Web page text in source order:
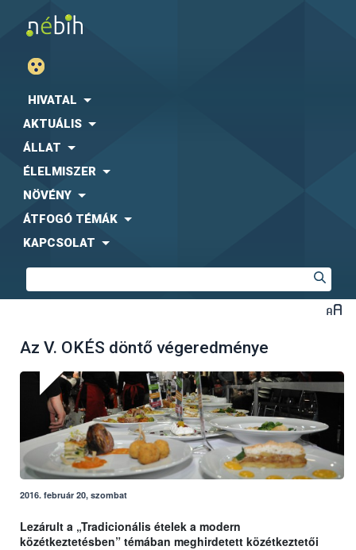
HIVATAL
AKTUÁLIS
ÁLLAT
ÉLELMISZER
NÖVÉNY
ÁTFOGÓ TÉMÁK
KAPCSOLAT
Az V. OKÉS döntő végeredménye
2016. február 20, szombat
Lezárult a „Tradicionális ételek a modern
közétkeztetésben” témában meghirdetett közétkeztetői